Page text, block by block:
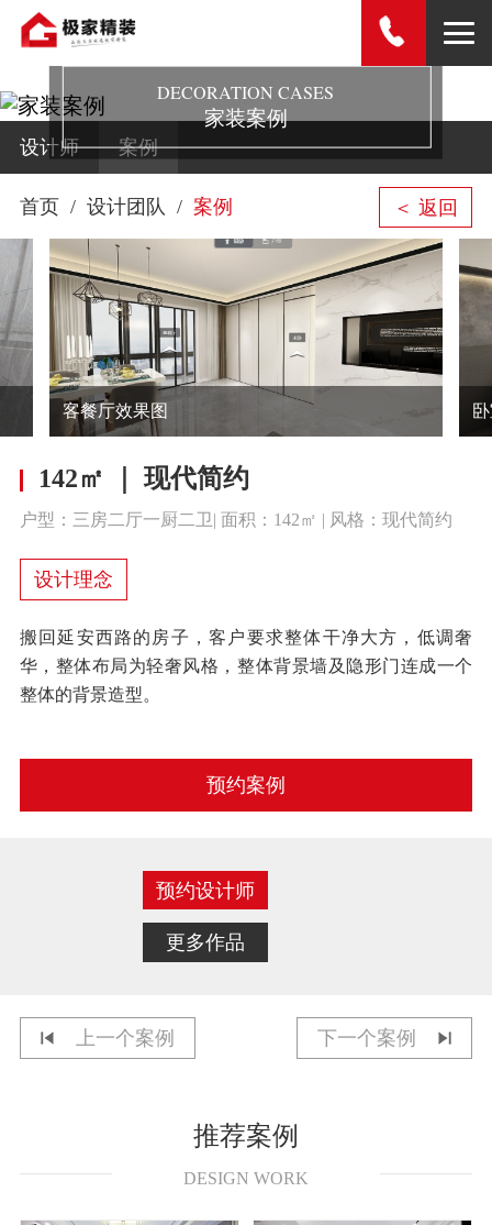
DECORATION CASES
家装案例
设计师 案例
首页 设计团队 案例 ＜ 返回
客餐厅效果图
142㎡ ｜ 现代简约
户型：三房二厅一厨二卫| 面积：142㎡ | 风格：现代简约
设计理念
搬回延安西路的房子，客户要求整体干净大方，低调奢
华，整体布局为轻奢风格，整体背景墙及隐形门连成一个
整体的背景造型。
预约案例
预约设计师
更多作品
上一个案例 下一个案例
推荐案例
DESIGN WORK